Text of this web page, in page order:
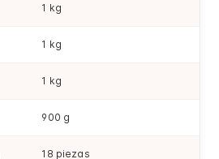
1 kg
1 kg
1 kg
900 g
18 piezas